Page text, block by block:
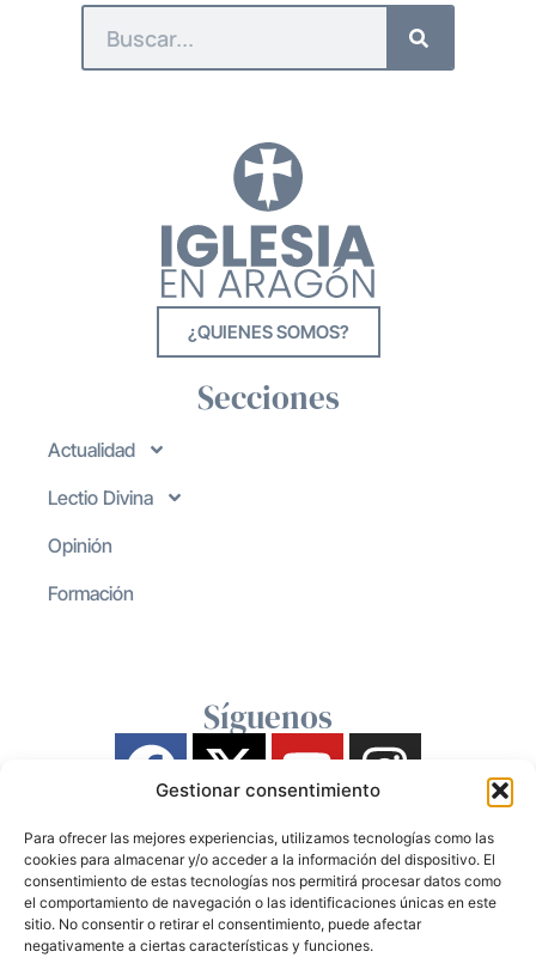
Gestionar consentimiento
Para ofrecer las mejores experiencias, utilizamos tecnologías como las
cookies para almacenar y/o acceder a la información del dispositivo. El
consentimiento de estas tecnologías nos permitirá procesar datos como
el comportamiento de navegación o las identificaciones únicas en este
sitio. No consentir o retirar el consentimiento, puede afectar
negativamente a ciertas características y funciones.
¿QUIENES SOMOS?
Secciones
Actualidad
Lectio Divina
Opinión
Formación
Síguenos